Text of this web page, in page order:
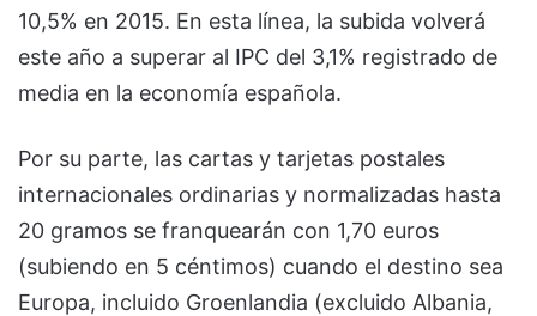
10,5% en 2015. En esta línea, la subida volverá
este año a superar al IPC del 3,1% registrado de
media en la economía española.
Por su parte, las cartas y tarjetas postales
internacionales ordinarias y normalizadas hasta
20 gramos se franquearán con 1,70 euros
(subiendo en 5 céntimos) cuando el destino sea
Europa, incluido Groenlandia (excluido Albania,